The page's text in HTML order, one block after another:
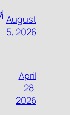
August
5, 2026
April
28,
2026